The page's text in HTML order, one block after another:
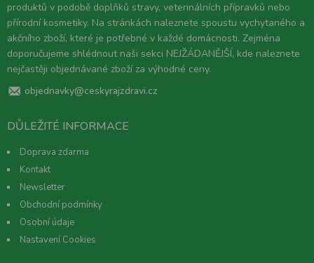
produktů v podobě doplňků stravy, veterinálních přípravků nebo
přírodní kosmetiky. Na stránkách naleznete spoustu vychytaného a
akčního zboží, které je potřebné v každé domácnosti. Zejména
doporučujeme shlédnout naši sekci NEJŽÁDANĚJŠÍ, kde naleznete
nejčastěji objednávané zboží za výhodné ceny.
objednavky@ceskyrajzdravi.cz
DŮLEŽITÉ INFORMACE
Doprava zdarma
Kontakt
Newsletter
Obchodní podmínky
Osobní údaje
Nastavení Cookies